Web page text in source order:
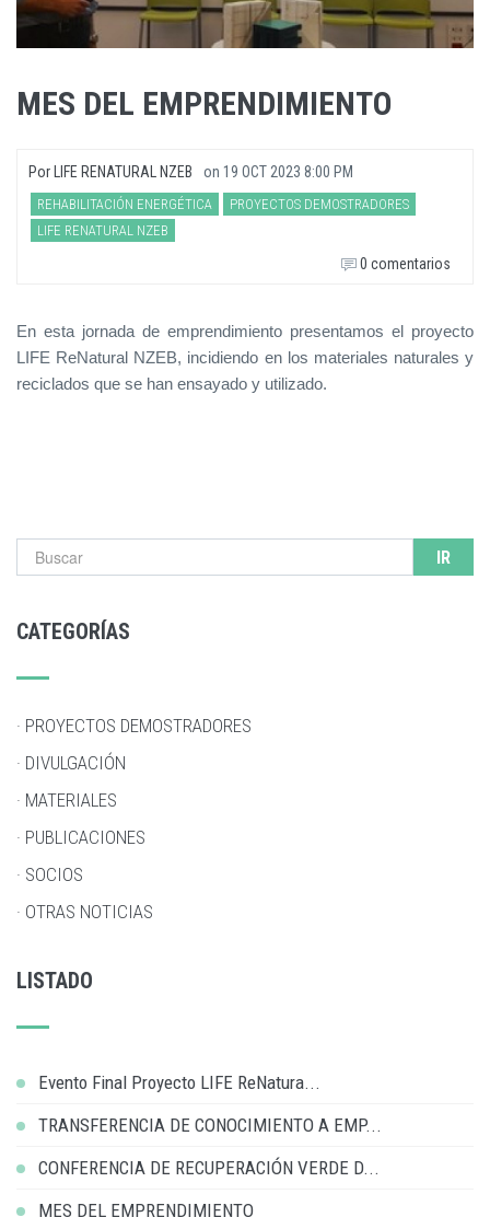
MES DEL EMPRENDIMIENTO
PorLIFE RENATURAL NZEB on 19 OCT 2023 8:00 PM
REHABILITACIÓN ENERGÉTICA
PROYECTOS DEMOSTRADORES
LIFE RENATURAL NZEB
0 comentarios
En esta jornada de emprendimiento presentamos el proyecto
LIFE ReNatural NZEB, incidiendo en los materiales naturales y
reciclados que se han ensayado y utilizado.
Formulario de búsqueda
CATEGORÍAS
· PROYECTOS DEMOSTRADORES
· DIVULGACIÓN
· MATERIALES
· PUBLICACIONES
· SOCIOS
· OTRAS NOTICIAS
LISTADO
Evento Final Proyecto LIFE ReNatura...
TRANSFERENCIA DE CONOCIMIENTO A EMP...
CONFERENCIA DE RECUPERACIÓN VERDE D...
MES DEL EMPRENDIMIENTO